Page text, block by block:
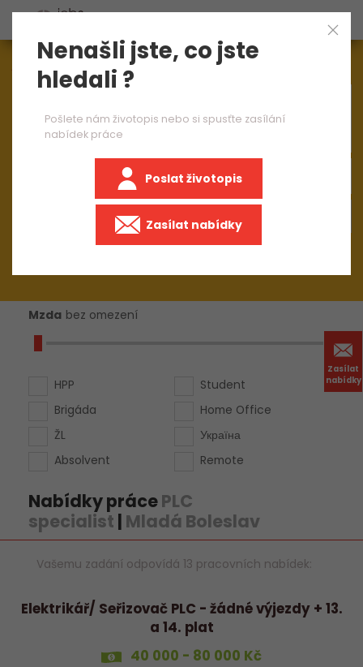
Zasílat
nabídky
Aktuálně1540nabídek práce
Mzda bez omezení
HPP
Brigáda
ŽL
Absolvent
Student
Home Office
Україна
Remote
Nabídky prácePLC
specialist | Mladá Boleslav
Vašemu zadání odpovídá 13 pracovních nabídek:
Elektrikář/ Seřizovač PLC - žádné výjezdy + 13.
a 14. plat
40 000 - 80 000 Kč
Nenašli jste, co jste
hledali ?
Pošlete nám životopis nebo si spusťte zasílání
nabídek práce
Poslat životopis
Zasílat nabídky